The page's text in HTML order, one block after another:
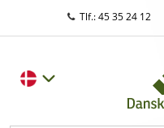
Tlf.: 45 35 24 12